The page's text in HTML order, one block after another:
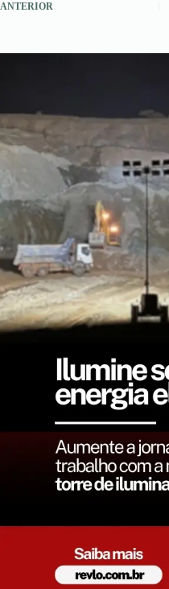
ANTERIOR